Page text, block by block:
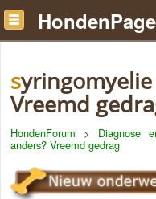
HondenPage
syringomyelie of wat anders?
Vreemd
HondenForum > Diagnose
anders? Vreemd gedrag